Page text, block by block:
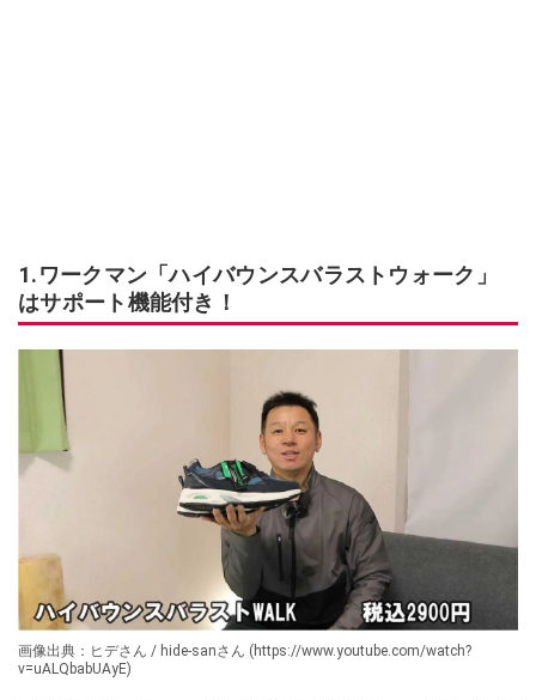
1.ワークマン「ハイバウンスバラストウォーク」
はサポート機能付き！
画像出典：ヒデさん / hide-sanさん (https://www.youtube.com/watch?
v=uALQbabUAyE)